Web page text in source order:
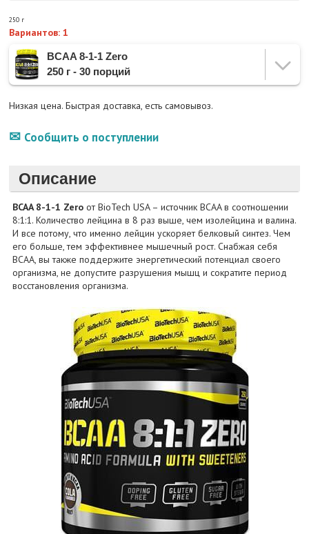
250 г
Вариантов: 1
BCAA 8-1-1 Zero
250 г - 30 порций
Низкая цена. Быстрая доставка, есть самовывоз.
Сообщить о поступлении
Описание
BCAA 8-1-1 Zero от BioTech USA – источник BCAA в соотношении
8:1:1. Количество лейцина в 8 раз выше, чем изолейцина и валина.
И все потому, что именно лейцин ускоряет белковый синтез. Чем
его больше, тем эффективнее мышечный рост. Снабжая себя
BCAA, вы также поддержите энергетический потенциал своего
организма, не допустите разрушения мышц и сократите период
восстановления организма.